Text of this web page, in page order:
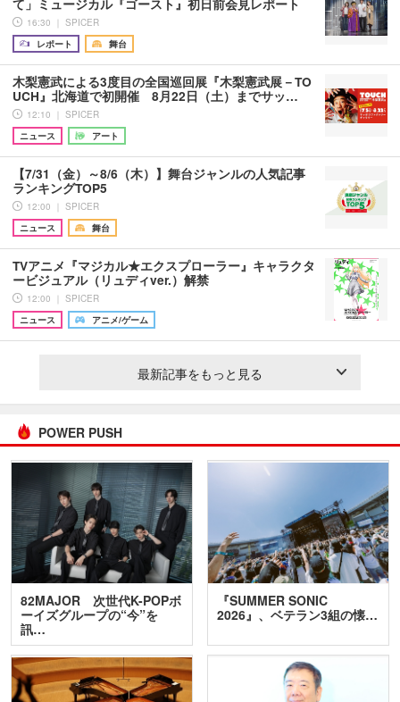
て」ミュージカル『ゴースト』初日前会見レポート
16:30 ｜ SPICER
レポート
舞台
木梨憲武による3度目の全国巡回展『木梨憲武展－TO
UCH』北海道で初開催 8月22日（土）までサッ…
12:10 ｜ SPICER
ニュース
アート
【7/31（金）～8/6（木）】舞台ジャンルの人気記事
ランキングTOP5
12:00 ｜ SPICER
ニュース
舞台
TVアニメ『マジカル★エクスプローラー』キャラクタ
ービジュアル（リュディver.）解禁
12:00 ｜ SPICER
ニュース
アニメ/ゲーム
最新記事をもっと見る
POWER PUSH
82MAJOR 次世代K-POPボ
ーイズグループの“今”を
訊…
『SUMMER SONIC
2026』、ベテラン3組の懐…